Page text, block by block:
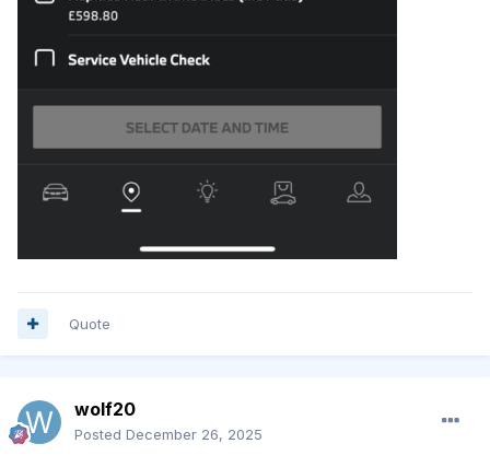
Quote
wolf20
Posted December 26, 2025